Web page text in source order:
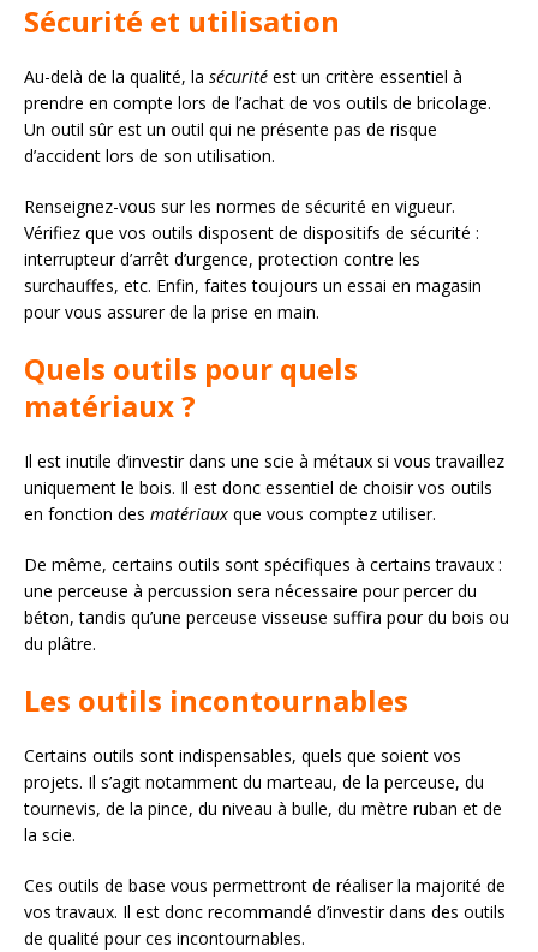
Sécurité et utilisation
Au-delà de la qualité, la sécurité est un critère essentiel à
prendre en compte lors de l’achat de vos outils de bricolage.
Un outil sûr est un outil qui ne présente pas de risque
d’accident lors de son utilisation.
Renseignez-vous sur les normes de sécurité en vigueur.
Vérifiez que vos outils disposent de dispositifs de sécurité :
interrupteur d’arrêt d’urgence, protection contre les
surchauffes, etc. Enfin, faites toujours un essai en magasin
pour vous assurer de la prise en main.
Quels outils pour quels
matériaux ?
Il est inutile d’investir dans une scie à métaux si vous travaillez
uniquement le bois. Il est donc essentiel de choisir vos outils
en fonction des matériaux que vous comptez utiliser.
De même, certains outils sont spécifiques à certains travaux :
une perceuse à percussion sera nécessaire pour percer du
béton, tandis qu’une perceuse visseuse suffira pour du bois ou
du plâtre.
Les outils incontournables
Certains outils sont indispensables, quels que soient vos
projets. Il s’agit notamment du marteau, de la perceuse, du
tournevis, de la pince, du niveau à bulle, du mètre ruban et de
la scie.
Ces outils de base vous permettront de réaliser la majorité de
vos travaux. Il est donc recommandé d’investir dans des outils
de qualité pour ces incontournables.